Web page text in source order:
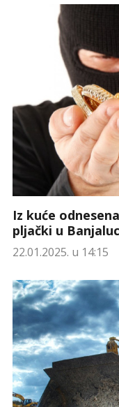
Iz kuće
pljački u
22.01.2025. u 14:15